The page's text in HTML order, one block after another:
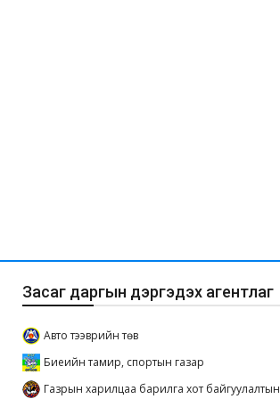
Засаг даргын дэргэдэх агентлаг
Авто тээврийн төв
Биеийн тамир, спортын газар
Газрын харилцаа барилга хот байгуулалтын